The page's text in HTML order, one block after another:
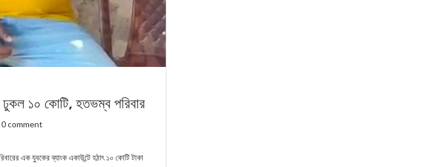
ঢুকল ১০ কোটি, হতভম্ব পরিবার
0 comment
এক যুবকের ব্যাংক একাউন্টে হঠাৎ ১০ কোটি টাকা